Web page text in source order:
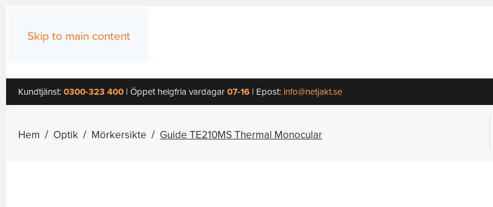
Skip to main content
Kundtjänst:0300-323 400 | Öppet helgfria vardagar07-16 | Epost: info@netjakt.se
Hem Optik Mörkersikte Guide TE210MS Thermal Monocular